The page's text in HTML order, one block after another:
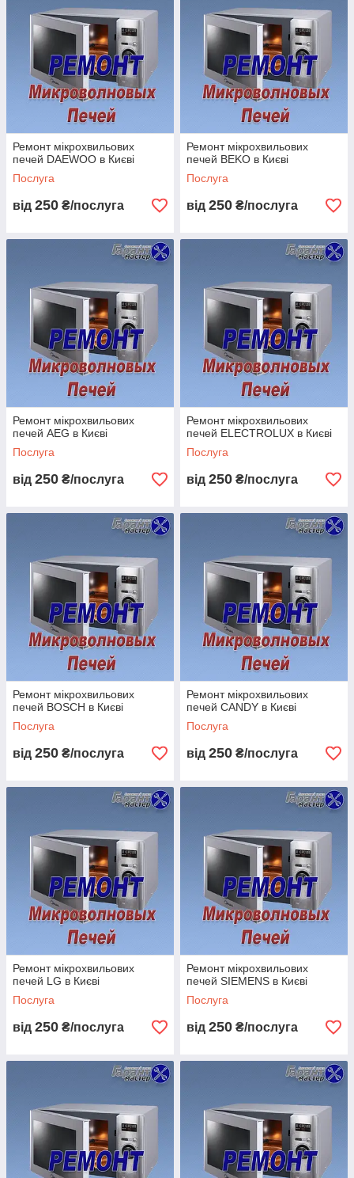
Ремонт мікрохвильових
печей DAEWOO в Києві
Послуга
від 250 ₴/послуга
Ремонт мікрохвильових
печей BEKO в Києві
Послуга
від 250 ₴/послуга
Ремонт мікрохвильових
печей AEG в Києві
Послуга
від 250 ₴/послуга
Ремонт мікрохвильових
печей ELECTROLUX в Києві
Послуга
від 250 ₴/послуга
Ремонт мікрохвильових
печей BOSCH в Києві
Послуга
від 250 ₴/послуга
Ремонт мікрохвильових
печей CANDY в Києві
Послуга
від 250 ₴/послуга
Ремонт мікрохвильових
печей LG в Києві
Послуга
від 250 ₴/послуга
Ремонт мікрохвильових
печей SIEMENS в Києві
Послуга
від 250 ₴/послуга